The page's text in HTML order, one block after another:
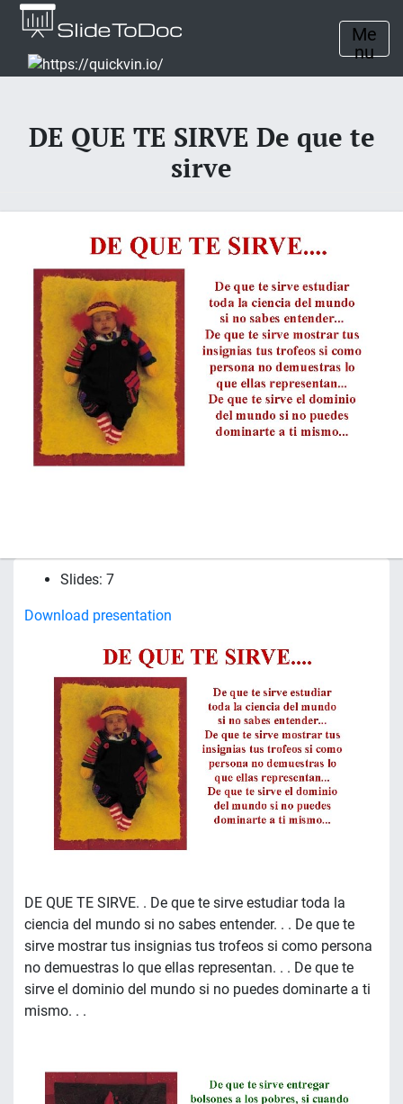
Me
nu
DE QUE TE SIRVE De que te
sirve
Slides: 7
Download presentation
DE QUE TE SIRVE. . De que te sirve estudiar toda la
ciencia del mundo si no sabes entender. . . De que te
sirve mostrar tus insignias tus trofeos si como persona
no demuestras lo que ellas representan. . . De que te
sirve el dominio del mundo si no puedes dominarte a ti
mismo. . .